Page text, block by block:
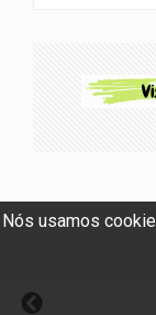
Nós usamos